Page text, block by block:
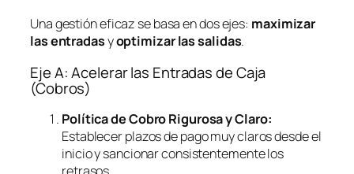
Una gestión eficaz se basa en dos ejes: maximizar
las entradasyoptimizar las salidas.
Eje A: Acelerar las Entradas de Caja
(Cobros)
Política de Cobro Rigurosa y Claro:
Establecer plazos de pago muy claros desde el
inicio y sancionar consistentemente los